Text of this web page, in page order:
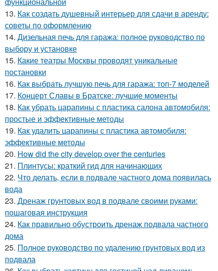
13. Как создать душевный интерьер для сдачи в аренду:
советы по оформлению
14. Дизельная печь для гаража: полное руководство по
выбору и установке
15. Какие театры Москвы проводят уникальные
постановки
16. Как выбрать лучшую печь для гаража: топ-7 моделей
17. Концерт Славы в Братске: лучшие моменты
18. Как убрать царапины с пластика салона автомобиля:
простые и эффективные методы
19. Как удалить царапины с пластика автомобиля:
эффективные методы
20. How did the city develop over the centuries
21. Плинтусы: краткий гид для начинающих
22. Что делать, если в подвале частного дома появилась
вода
23. Дренаж грунтовых вод в подвале своими руками:
пошаговая инструкция
24. Как правильно обустроить дренаж подвала частного
дома
25. Полное руководство по удалению грунтовых вод из
подвала